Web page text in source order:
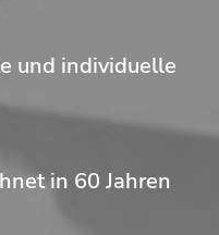
und individuelle
in 60 Jahren